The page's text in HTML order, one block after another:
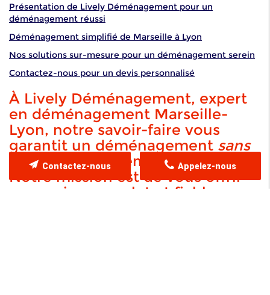
Présentation de Lively Déménagement pour un
déménagement réussi
Déménagement simplifié de Marseille à Lyon
Nos solutions sur-mesure pour un déménagement serein
Contactez-nous pour un devis personnalisé
À Lively Déménagement, expert
en déménagement Marseille-
Lyon, notre savoir-faire vous
garantit un déménagement sans
stresset parfaitement orchestré.
Notre mission est de vous offrir
un service complet et fiable,
Appelez-nous
Contactez-nous